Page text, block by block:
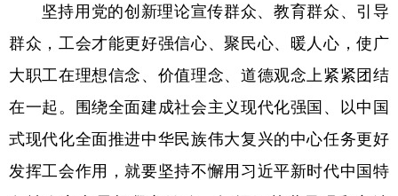
坚持用党的创新理论宣传群众、教育群众、引导
群众，工会才能更好强信心、聚民心、暖人心，使广
大职工在理想信念、价值理念、道德观念上紧紧团结
在一起。围绕全面建成社会主义现代化强国、以中国
式现代化全面推进中华民族伟大复兴的中心任务更好
发挥工会作用，就要坚持不懈用习近平新时代中国特